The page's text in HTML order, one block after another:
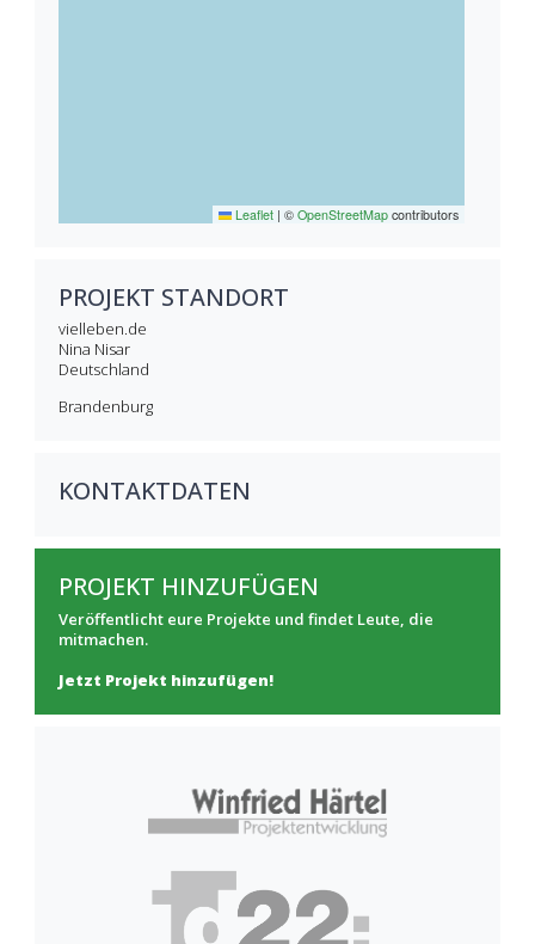
Leaflet | © OpenStreetMap contributors
PROJEKT STANDORT
vielleben.de
Nina Nisar
Deutschland
Brandenburg
KONTAKTDATEN
PROJEKT HINZUFÜGEN
Veröffentlicht eure Projekte und findet Leute, die
mitmachen.
Jetzt Projekt hinzufügen!